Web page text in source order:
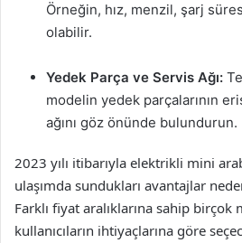
Örneğin, hız, menzil, şarj
olabilir.
Yedek Parça ve Servis Ağı:
modelin yedek parçalarının
ağını göz önünde bulundurun.
2023 yılı itibarıyla elektrikli mini
ulaşımda sundukları avantajlar
Farklı fiyat aralıklarına sahip
kullanıcıların ihtiyaçlarına göre